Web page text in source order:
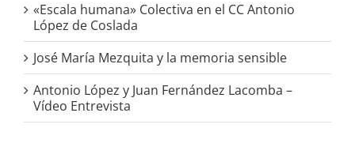
«Escala humana» Colectiva en el CC Antonio
López de Coslada
José María Mezquita y la memoria sensible
Antonio López y Juan Fernández Lacomba –
Vídeo Entrevista